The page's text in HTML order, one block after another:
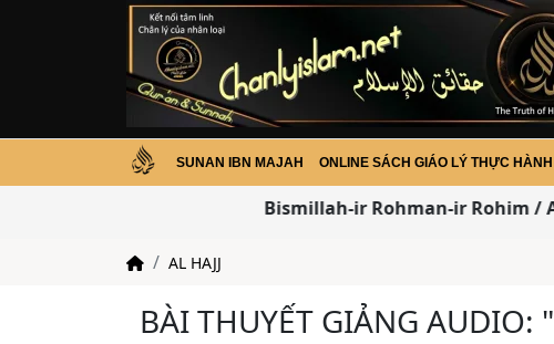
SUNAN IBN MAJAH ONLINE SÁCH GIÁO LÝ THỰC HÀNH
Bismillah-ir Rohman-ir Rohim /
AL HAJJ
BÀI THUYẾT GIẢNG AUDIO: